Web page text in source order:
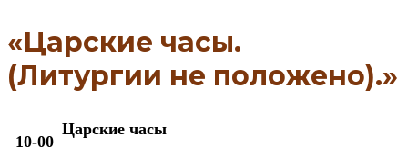
«Царские часы.
(Литургии не положено).»
10-00
Царские часы